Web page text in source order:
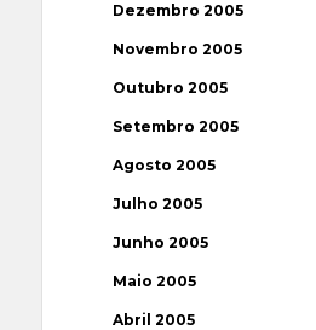
Dezembro 2005
Novembro 2005
Outubro 2005
Setembro 2005
Agosto 2005
Julho 2005
Junho 2005
Maio 2005
Abril 2005